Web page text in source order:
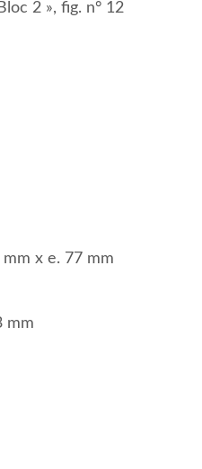
2 », fig. n° 12
mm x e. 77 mm
mm